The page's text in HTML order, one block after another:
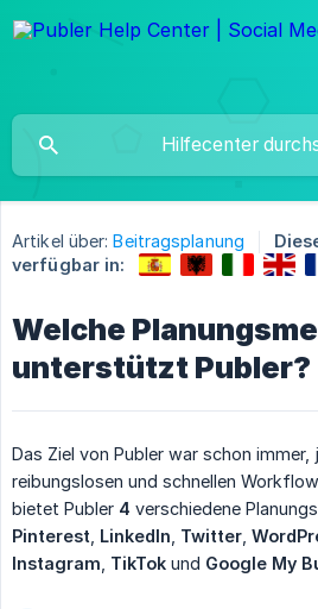
Artikel über: Beitragsplanung
verfügbar in:
Welche
unterstützt Publer?
Das Ziel von Publer war schon immer,
reibungslosen und schnellen
bietet Publer 4 verschiedene
Pinterest LinkedIn Twitter
Instagram TikTok und Google My